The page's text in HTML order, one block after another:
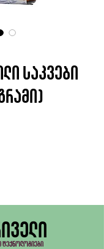
საკვები
ტექნოლოგიები